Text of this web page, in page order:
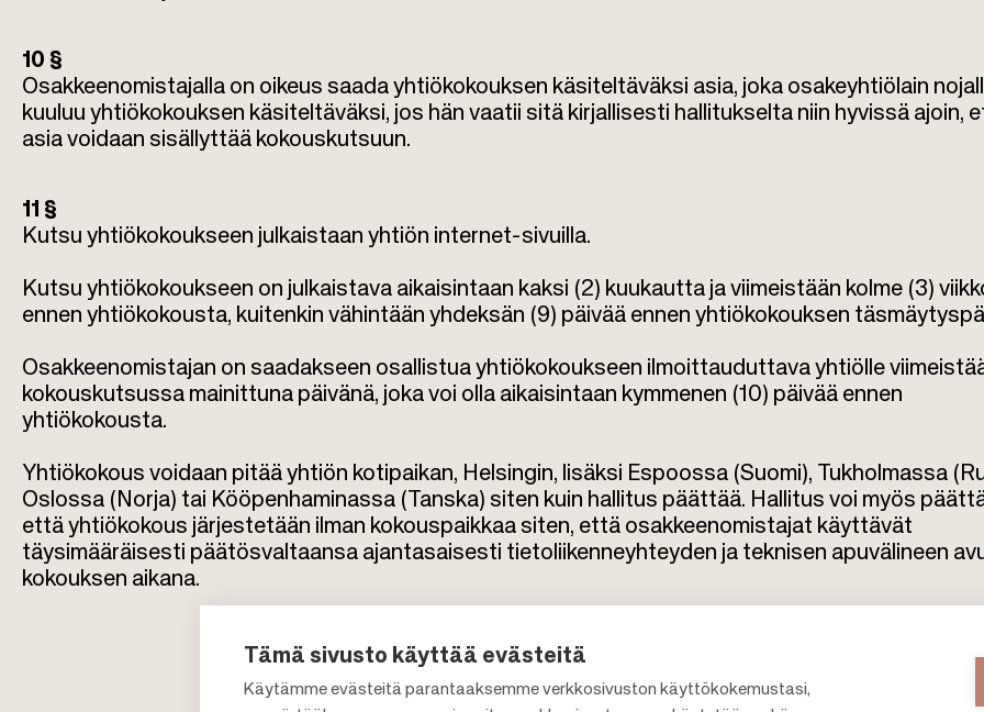
10 §
Osakkeenomistajalla on oikeus saada yhtiökokouksen käsiteltäväksi asia, joka osakeyhtiölain
kuuluu yhtiökokouksen käsiteltäväksi, jos hän vaatii sitä kirjallisesti hallitukselta niin hyvissä ajoin,
asia voidaan sisällyttää kokouskutsuun.
11 §
Kutsu yhtiökokoukseen julkaistaan yhtiön internet-sivuilla.
Kutsu yhtiökokoukseen on julkaistava aikaisintaan kaksi (2) kuukautta ja viimeistään kolme (3)
ennen yhtiökokousta, kuitenkin vähintään yhdeksän (9) päivää ennen yhtiökokouksen
Osakkeenomistajan on saadakseen osallistua yhtiökokoukseen ilmoittauduttava yhtiölle
kokouskutsussa mainittuna päivänä, joka voi olla aikaisintaan kymmenen (10) päivää ennen
yhtiökokousta.
Yhtiökokous voidaan pitää yhtiön kotipaikan, Helsingin, lisäksi Espoossa (Suomi), Tukholmassa
Oslossa (Norja) tai Kööpenhaminassa (Tanska) siten kuin hallitus päättää. Hallitus voi myös
että yhtiökokous järjestetään ilman kokouspaikkaa siten, että osakkeenomistajat käyttävät
täysimääräisesti päätösvaltaansa ajantasaisesti tietoliikenneyhteyden ja teknisen apuvälineen
kokouksen aikana.
Tämä sivusto käyttää evästeitä
Käytämme evästeitä parantaaksemme verkkosivuston käyttökokemustasi,